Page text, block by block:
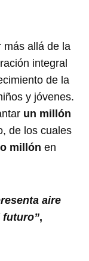
más allá de la
integral
de la
y jóvenes.
un millón
de los cuales
millón en
aire
futuro”,